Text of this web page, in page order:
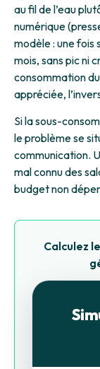
au fil de l’eau
numérique
modèle : une fois
mois, sans pic ni
consommation
appréciée,
Si la sous-
le problème se
communication.
mal connu des
budget non
Calculez